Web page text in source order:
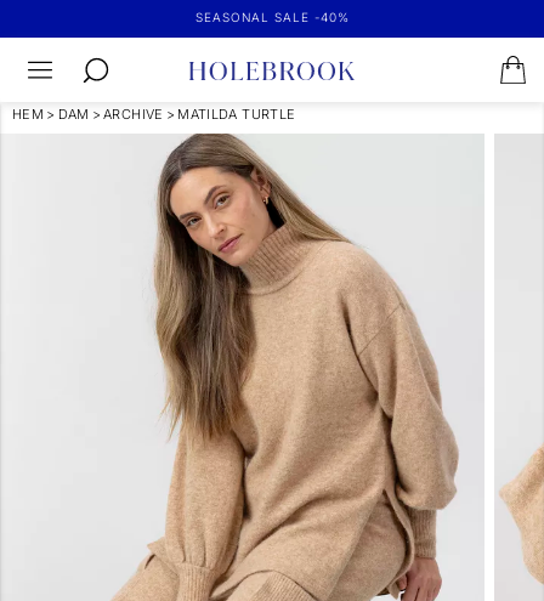
SEASONAL SALE -40%
HEM > DAM > ARCHIVE > MATILDA TURTLE